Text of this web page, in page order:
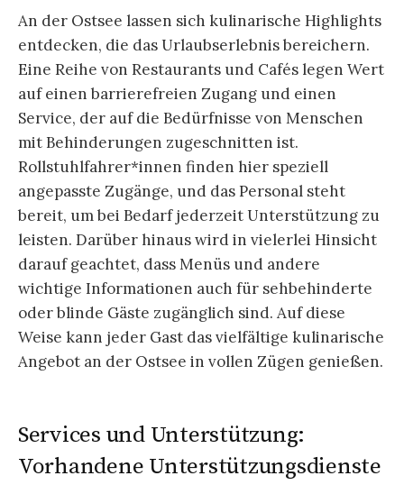
An der Ostsee lassen sich kulinarische Highlights
entdecken, die das Urlaubserlebnis bereichern.
Eine Reihe von Restaurants und Cafés legen Wert
auf einen barrierefreien Zugang und einen
Service, der auf die Bedürfnisse von Menschen
mit Behinderungen zugeschnitten ist.
Rollstuhlfahrer*innen finden hier speziell
angepasste Zugänge, und das Personal steht
bereit, um bei Bedarf jederzeit Unterstützung zu
leisten. Darüber hinaus wird in vielerlei Hinsicht
darauf geachtet, dass Menüs und andere
wichtige Informationen auch für sehbehinderte
oder blinde Gäste zugänglich sind. Auf diese
Weise kann jeder Gast das vielfältige kulinarische
Angebot an der Ostsee in vollen Zügen genießen.
Services und Unterstützung:
Vorhandene Unterstützungsdienste